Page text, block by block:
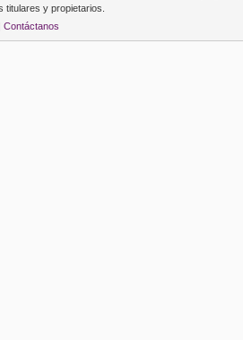
y propietarios.
Contáctanos